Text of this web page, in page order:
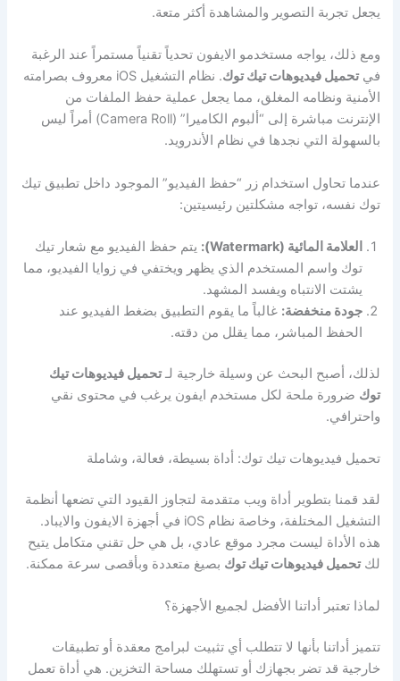
يجعل تجربة التصوير والمشاهدة أكثر متعة.
ومع ذلك، يواجه مستخدمو الايفون تحدياً تقنياً مستمراً عند الرغبة
فيتحميل فيديوهات تيك توك
. نظام التشغيل iOS معروف بصرامته
الأمنية ونظامه المغلق، مما يجعل عملية حفظ الملفات من
الإنترنت مباشرة إلى “ألبوم الكاميرا” (Camera Roll) أمراً ليس
بالسهولة التي نجدها في نظام الأندرويد.
عندما تحاول استخدام زر “حفظ الفيديو” الموجود داخل تطبيق تيك
توك نفسه، تواجه مشكلتين رئيسيتين:
العلامة المائية (Watermark):
يتم حفظ الفيديو مع شعار تيك
توك واسم المستخدم الذي يظهر ويختفي في زوايا الفيديو، مما
يشتت الانتباه ويفسد المشهد.
جودة منخفضة: غالباً ما يقوم التطبيق بضغط الفيديو عند
الحفظ المباشر، مما يقلل من دقته.
لذلك، أصبح البحث عن وسيلة خارجية لـتحميل فيديوهات تيك
توك ضرورة ملحة لكل مستخدم ايفون يرغب في محتوى نقي
واحترافي.
تحميل فيديوهات تيك توك: أداة بسيطة، فعالة، وشاملة
لقد قمنا بتطوير أداة ويب متقدمة لتجاوز القيود التي تضعها أنظمة
التشغيل المختلفة، وخاصة نظام iOS في أجهزة الايفون والايباد.
هذه الأداة ليست مجرد موقع عادي، بل هي حل تقني متكامل يتيح
لكتحميل فيديوهات تيك توك بصيغ متعددة وبأقصى سرعة ممكنة.
لماذا تعتبر أداتنا الأفضل لجميع الأجهزة؟
تتميز أداتنا بأنها لا تتطلب أي تثبيت لبرامج معقدة أو تطبيقات
خارجية قد تضر بجهازك أو تستهلك مساحة التخزين. هي أداة تعمل